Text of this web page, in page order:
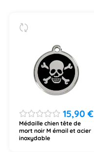
15,90 €
Médaille chien tête de
mort noir M émail et acier
inoxydable